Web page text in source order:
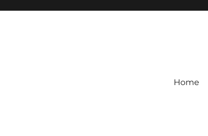
Home